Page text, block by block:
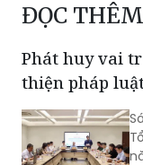
ĐỌC THÊM
Phát huy vai
thiện pháp